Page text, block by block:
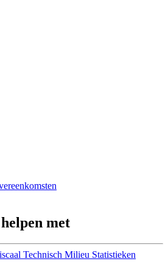
met
Technisch Milieu Statistieken